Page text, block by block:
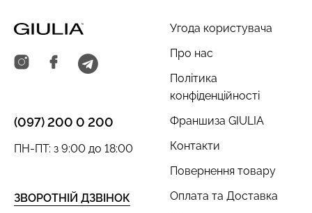
Угода користувача
Про нас
Політика
конфіденційності
Франшиза GIULIA
Контакти
Повернення товару
Оплата та Доставка
(097) 200 0 200
ЗВОРОТНІЙ ДЗВІНОК
ПН-ПТ: з 9:00 до 18:00